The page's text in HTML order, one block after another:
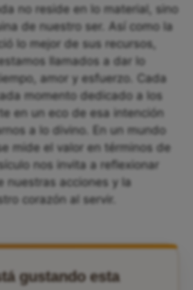
no reside en lo material, sino
de nuestro ser. Así como la
lo mejor de sus recursos,
llamados a dar lo
amor y esfuerzo. Cada
momento dedicado a los
en un eco de esa intención
a lo divino. En un mundo
mide el valor en términos de
nos invita a reflexionar
nuestras acciones y la
corazón al servir.
gustando esta